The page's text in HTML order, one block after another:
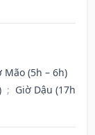
Mão (5h – 6h)
; Giờ Dậu (17h